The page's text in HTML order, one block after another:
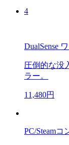
4
DualSense
圧倒的な没
ラー。
11,480円
PC/Steam